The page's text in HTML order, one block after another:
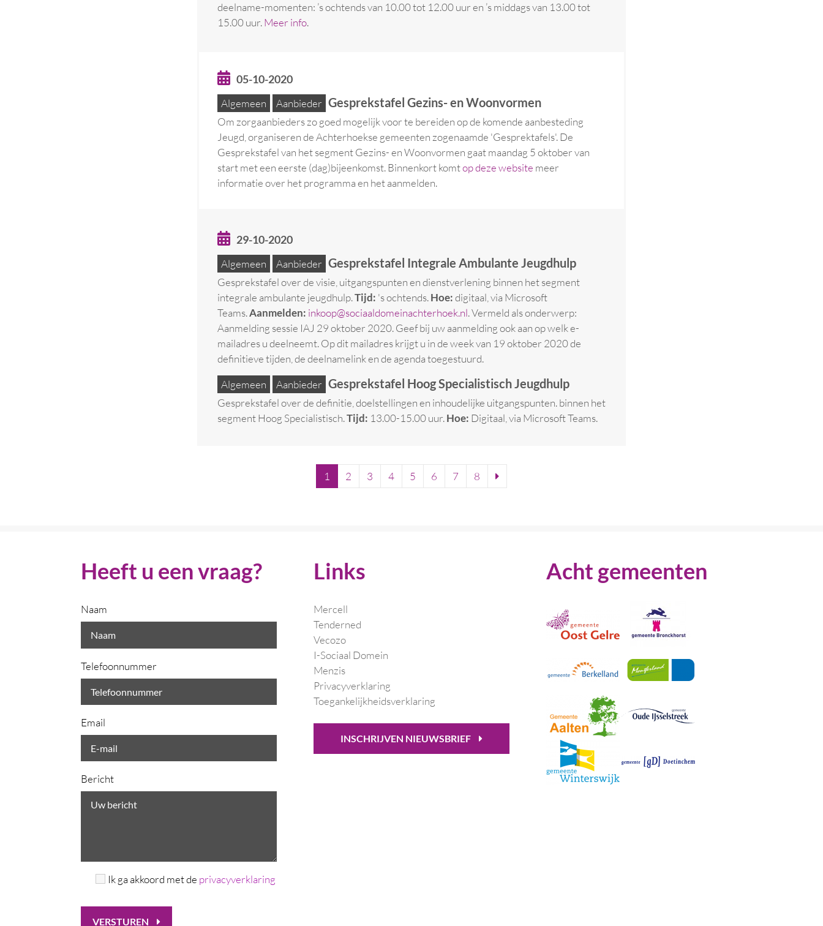
deelname-momenten: ’s ochtends van 10.00 tot 12.00 uur en ’s middags van 13.00 tot
15.00 uur.Meer info.
05-10-2020
Algemeen Aanbieder Gesprekstafel Gezins- en Woonvormen
Om zorgaanbieders zo goed mogelijk voor te bereiden op de komende aanbesteding
Jeugd, organiseren de Achterhoekse gemeenten zogenaamde 'Gesprektafels'. De
Gesprekstafel van het segment Gezins- en Woonvormen gaat maandag 5 oktober van
start met een eerste (dag)bijeenkomst. Binnenkort komtop deze website meer
informatie over het programma en het aanmelden.
29-10-2020
Algemeen Aanbieder Gesprekstafel Integrale Ambulante Jeugdhulp
Gesprekstafel over de visie, uitgangspunten en dienstverlening binnen het segment
integrale ambulante jeugdhulp.Tijd: 's ochtends.Hoe:digitaal, via Microsoft
Teams.Aanmelden: inkoop@sociaaldomeinachterhoek.nl.Vermeld als onderwerp:
Aanmelding sessie IAJ 29 oktober 2020. Geef bij uw aanmelding ook aan op welk e-
mailadres u deelneemt. Op dit mailadres krijgt u in de week van 19 oktober 2020 de
definitieve tijden, de deelnamelink en de agenda toegestuurd.
Algemeen
Aanbieder Gesprekstafel Hoog Specialistisch Jeugdhulp
Gesprekstafel over de definitie, doelstellingen en inhoudelijke uitgangspunten. binnen het
segment Hoog Specialistisch.Tijd: 13.00-15.00 uur.Hoe: Digitaal, via Microsoft Teams.
1 2 3 4 5 6 7 8
Heeft u een vraag?
Naam
Telefoonnummer
Email
Bericht
Ik ga akkoord met de privacyverklaring
VERSTUREN
Links
Mercell
Tenderned
Vecozo
I-Sociaal Domein
Menzis
Privacyverklaring
Toegankelijkheidsverklaring
INSCHRIJVEN NIEUWSBRIEF
Acht gemeenten